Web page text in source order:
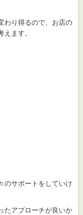
わり得るので、お店の
ます。
のサポートをしていけ
たアプローチが良いか